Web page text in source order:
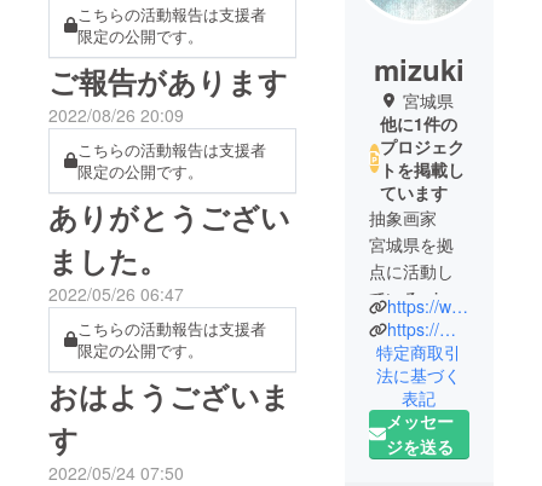
こちらの活動報告は支援者
限定の公開です。
ご報告があります
2022/08/26 20:09
こちらの活動報告は支援者
限定の公開です。
ありがとうござい
ました。
2022/05/26 06:47
こちらの活動報告は支援者
限定の公開です。
おはようございま
す
2022/05/24 07:50
mizuki
宮城県
他に1件の
プロジェク
トを掲載し
ています
抽象画家
宮城県を拠
点に活動し
ているmizuki
と申しま
す。
国内外の展
覧会に参加
しながら、
「アートが
https://www.instagram.com/1998_m.oyama?igsh=cXM3OGY3aTYxN3d5
https://mizukioyama.github.io/website/
特定商取引
法に基づく
表記
メッセー
ジを送る